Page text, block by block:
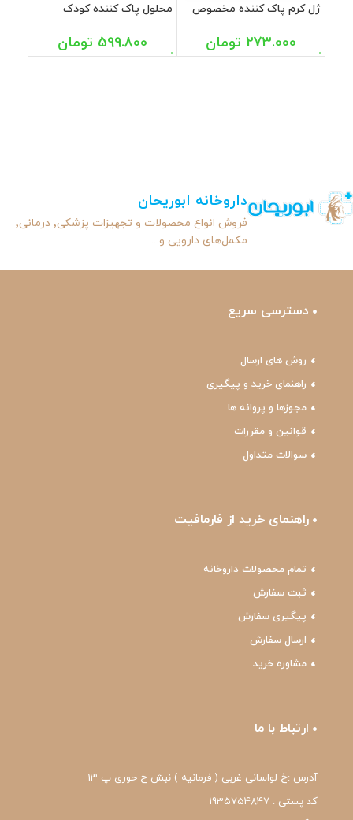
ژل کرم پاک کننده مخصوص
273.000 تومان
محلول پاک کننده کودک
599.800 تومان
داروخانه ابوریحان
فروش انواع محصولات و تجهیزات پزشکی٬ درمانی٬
مکمل‌های دارویی و ...
دسترسی سریع
روش های ارسال
راهنمای خرید و پیگیری
مجوزها و پروانه ها
قوانین و مقررات
سوالات متداول
راهنمای خرید از فارمافیت
تمام محصولات داروخانه
ثبت سفارش
پیگیری سفارش
ارسال سفارش
مشاوره خرید
ارتباط با ما
آدرس :خ لواسانی غربی ( فرمانیه ) نبش خ حوری پ 13
کد پستی : 1935754847